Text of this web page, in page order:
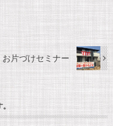
お片づけセミナー